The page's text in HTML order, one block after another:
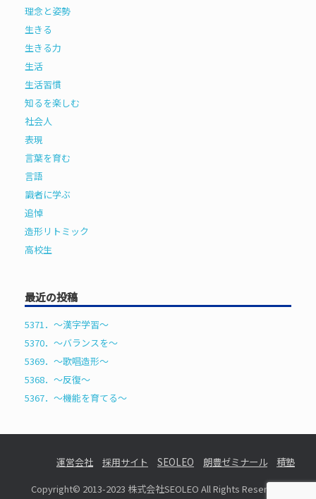
理念と姿勢
生きる
生きる力
生活
生活習慣
知るを楽しむ
社会人
表現
言葉を育む
言語
識者に学ぶ
追悼
造形リトミック
高校生
最近の投稿
5371．～漢字学習〜
5370．～バランスを〜
5369．～歌唱造形〜
5368．～反復〜
5367．～機能を育てる〜
運営会社 採用サイト SEOLEO 朗豊ゼミナール 積塾
Copyright© 2013-2023 株式会社SEOLEO All Rights Reserved.